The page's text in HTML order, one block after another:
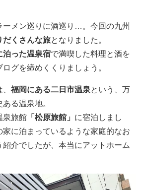
ーメン巡りに酒巡り…。今回の九州
だくさんな旅となりました。
泊った温泉宿で満喫した料理と酒を
グを締めくくりましょう。
福岡にある二日市温泉 という、万
る温泉地。
泉旅館 「松原旅館」 に宿泊しまし
家に泊まっているような家庭的なお
紹介でしたが、本当にアットホーム